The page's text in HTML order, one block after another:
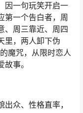
因一句玩笑开启一
第一个告白者，周
、周三靠近、周四
里，两人卸下伪
魔咒，从限时恋人
事。
众、性格直率，